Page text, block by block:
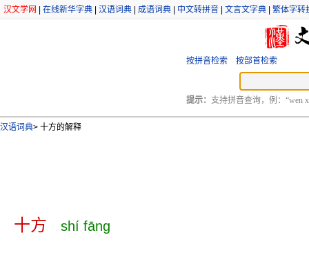
汉文学网 在线新华字典 汉语词典 成语词典 中文转拼音 文言文字典 繁体字转
按拼音检索 按部首检索
提示： 支持拼音查询，例：“wen
汉语词典> 十方的解释
十方 shí fāng